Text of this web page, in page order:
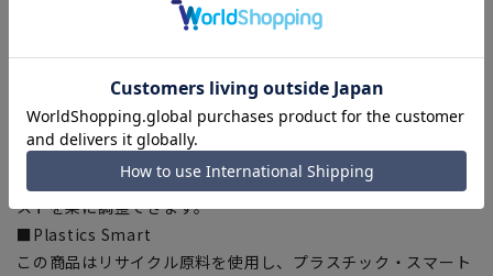
すシャワークリーンも可能です。
■アジャスター
ウエストサイズの実寸からプラス約3cm、マイナス約3cmスラ
イドするアジャスターを採用。軽くてスムーズに可動し、ウエ
ストを楽に調整できます。
■Plastics Smart
この商品はリサイクル原料を使用し、プラスチック・スマート